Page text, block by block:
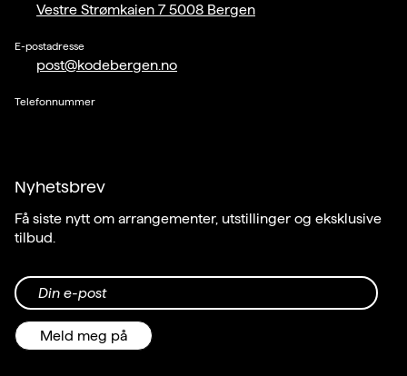
Vestre Strømkaien 7 5008 Bergen
E-postadresse
post@kodebergen.no
Telefonnummer
Nyhetsbrev
Få siste nytt om arrangementer, utstillinger og eksklusive
tilbud.
Din e-post
Meld meg på